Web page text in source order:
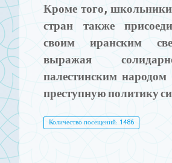
Кроме того,
стран также
своим иранским
выражая
палестинским
преступную политику
Количество посещений: 1486